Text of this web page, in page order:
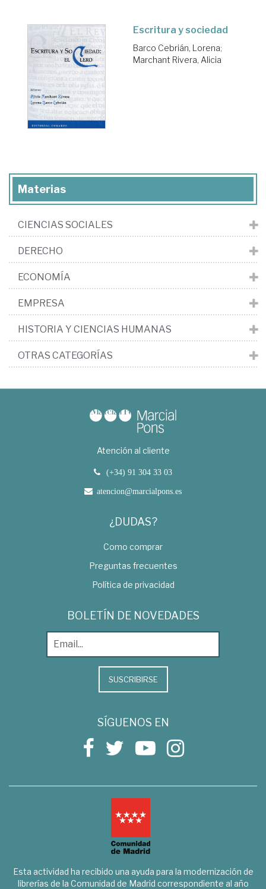
Escritura y sociedad
Barco Cebrián, Lorena;
Marchant Rivera, Alicia
Materias
CIENCIAS SOCIALES
DERECHO
ECONOMÍA
EMPRESA
HISTORIA Y CIENCIAS HUMANAS
OTRAS CATEGORÍAS
Atención al cliente
(+34) 91 304 33 03
atencion@marcialpons.es
¿DUDAS?
Como comprar
Preguntas frecuentes
Política de privacidad
BOLETÍN DE NOVEDADES
SUSCRIBIRSE
SÍGUENOS EN
Esta actividad ha recibido una ayuda para la modernización de
librerías de la Comunidad de Madrid correspondiente al año